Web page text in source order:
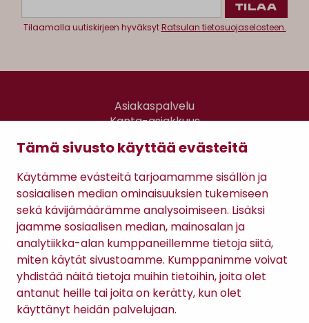
Tämä sivusto käyttää evästeitä
Käytämme evästeitä tarjoamamme sisällön ja
sosiaalisen median ominaisuuksien tukemiseen
sekä kävijämäärämme analysoimiseen. Lisäksi
jaamme sosiaalisen median, mainosalan ja
analytiikka-alan kumppaneillemme tietoja siitä,
miten käytät sivustoamme. Kumppanimme voivat
yhdistää näitä tietoja muihin tietoihin, joita olet
antanut heille tai joita on kerätty, kun olet
käyttänyt heidän palvelujaan.
Tilaamalla uutiskirjeen hyväksytRatsulan tietosuojaselosteen.
Asiakaspalvelu
Kanta-asiakkuus
Gomee Ratsula Café
Sopimusehdot
Tietosuojaseloste
Maksutavat